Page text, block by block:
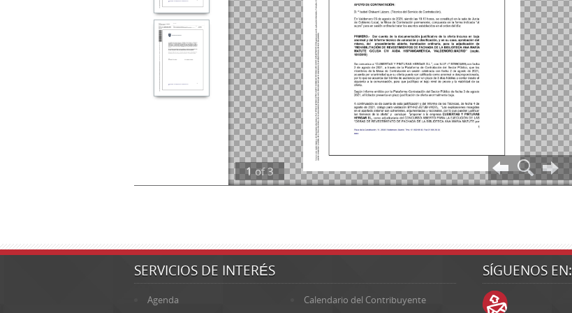
1 of3
SERVICIOS DE INTERÉS
Agenda
Calendario del Contribuyente
SÍGUENOS EN: